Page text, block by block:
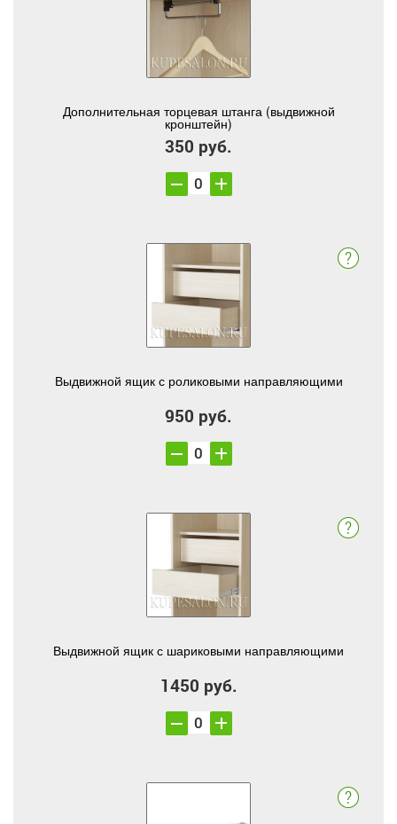
Дополнительная торцевая штанга (выдвижной
кронштейн)
350 руб.
Выдвижной ящик с роликовыми направляющими
950 руб.
Выдвижной ящик с шариковыми направляющими
1450 руб.